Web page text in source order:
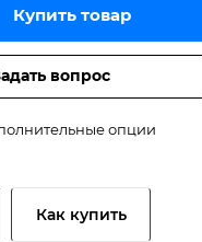
Купить товар
вопрос
опции
Как купить